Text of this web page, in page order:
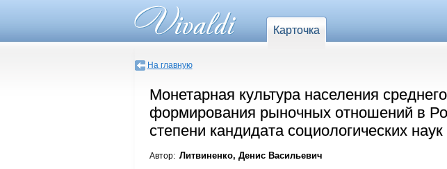
Карточка
На главную
Монетарная культура населения
формирования рыночных отношений в
степени кандидата социологических
Автор: Литвиненко, Денис Васильевич